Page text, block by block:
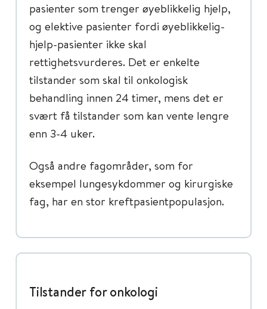
pasienter som trenger øyeblikkelig hjelp,
og elektive pasienter fordi øyeblikkelig-
hjelp-pasienter ikke skal
rettighetsvurderes. Det er enkelte
tilstander som skal til onkologisk
behandling innen 24 timer, mens det er
svært få tilstander som kan vente lengre
enn 3-4 uker.
Også andre fagområder, som for
eksempel lungesykdommer og kirurgiske
fag, har en stor kreftpasientpopulasjon.
Tilstander for onkologi